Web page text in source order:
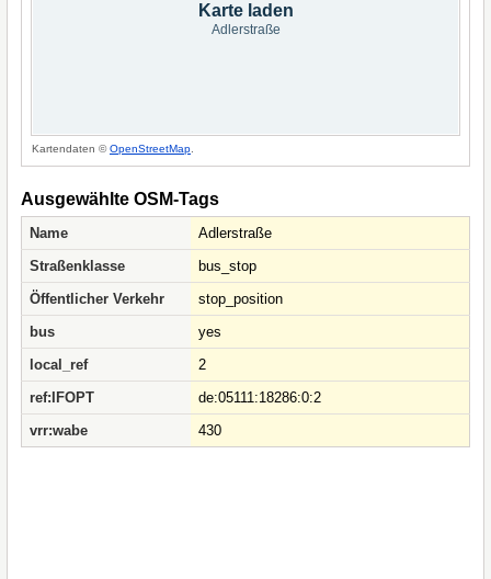
Karte laden
Adlerstraße
Kartendaten ©OpenStreetMap
Ausgewählte OSM-Tags
Name
Adlerstraße
Straßenklasse
bus_stop
Öffentlicher Verkehr
stop_position
bus
yes
local_ref
2
ref:IFOPT
de:05111:18286:0:2
vrr:wabe
430